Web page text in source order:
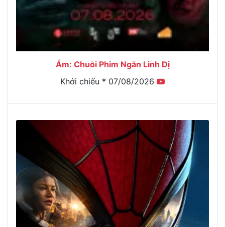
Ám: Chuỗi Phim Ngắn Linh Dị
Khởi chiếu * 07/08/2026